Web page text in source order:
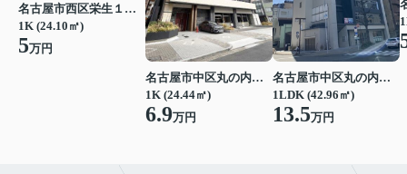
名古屋市西区栄生１丁目
1K (24.10㎡)
5万円
名古屋市中区丸の内２丁目
1K (24.44㎡)
6.9万円
名古屋市中区丸の内２丁目
1LDK (42.96㎡)
13.5万円